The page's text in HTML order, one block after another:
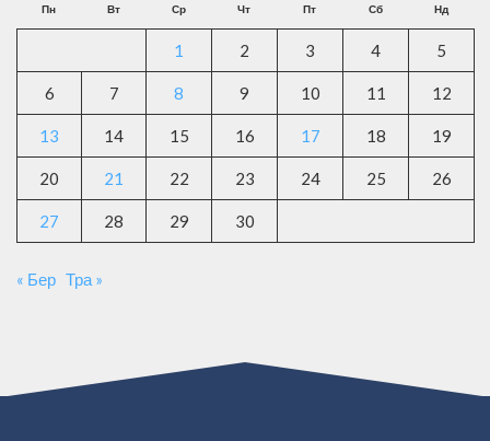
Пн Вт Ср Чт Пт Сб Нд
1 2 3 4 5
6 7 8 9 10 11 12
13 14 15 16 17 18 19
20 21 22 23 24 25 26
27 28 29 30
« Бер Тра »